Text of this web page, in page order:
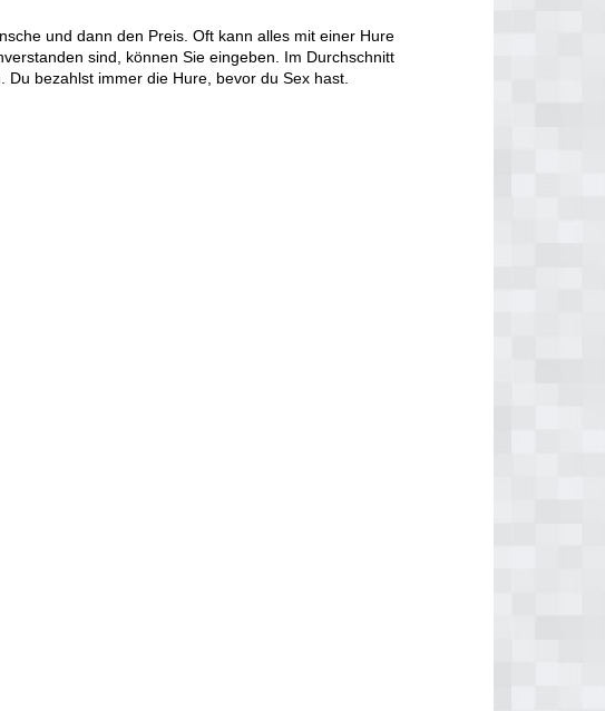
und dann den Preis. Oft kann alles mit einer Hure
sind, können Sie eingeben. Im Durchschnitt
Du bezahlst immer die Hure, bevor du Sex hast.